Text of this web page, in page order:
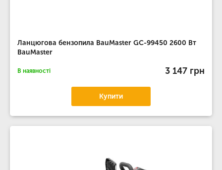
Ланцюгова бензопила BauMaster GC-99450 2600 Вт
BauMaster
В наявності 3 147 грн
Купити